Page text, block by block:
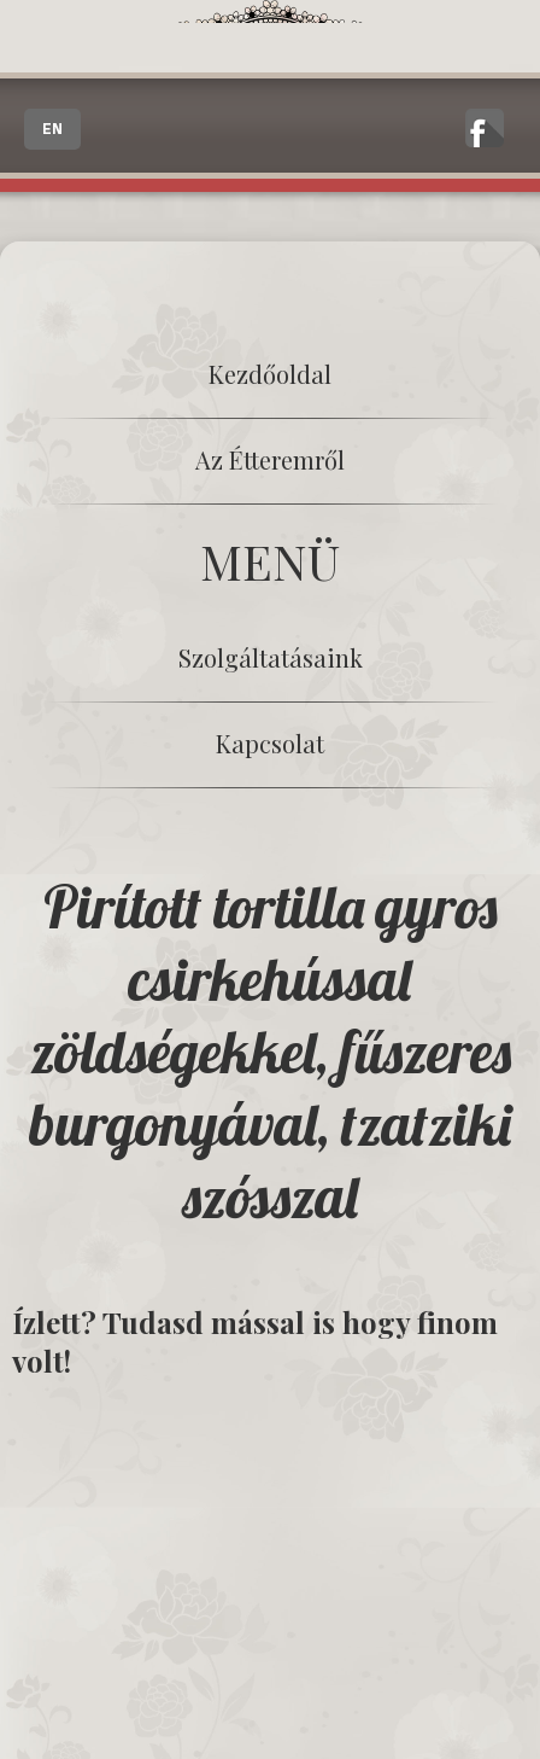
EN
Kezdőoldal
Az Étteremről
MENÜ
Szolgáltatásaink
Kapcsolat
Pirított tortilla gyros
csirkehússal
zöldségekkel, fűszeres
burgonyával, tzatziki
szósszal
Ízlett? Tudasd mással is hogy finom
volt!